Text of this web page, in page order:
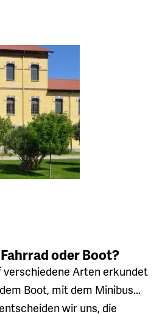
oder Boot?
verschiedene Arten erkundet
Boot, mit dem Minibus...
wir uns, die